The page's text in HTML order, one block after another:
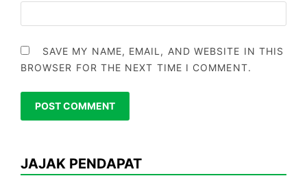
SAVE MY NAME, EMAIL, AND WEBSITE IN THIS
BROWSER FOR THE NEXT TIME I COMMENT.
JAJAK PENDAPAT